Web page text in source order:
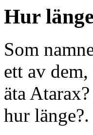
Hur
Som
ett av
äta
hur länge?.